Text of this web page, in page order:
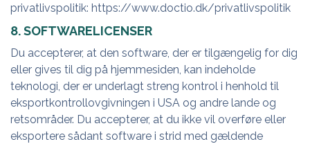
privatlivspolitik: https://www.doctio.dk/privatlivspolitik
8. SOFTWARELICENSER
Du accepterer, at den software, der er tilgængelig for dig
eller gives til dig på hjemmesiden, kan indeholde
teknologi, der er underlagt streng kontrol i henhold til
eksportkontrollovgivningen i USA og andre lande og
retsområder. Du accepterer, at du ikke vil overføre eller
eksportere sådant software i strid med gældende